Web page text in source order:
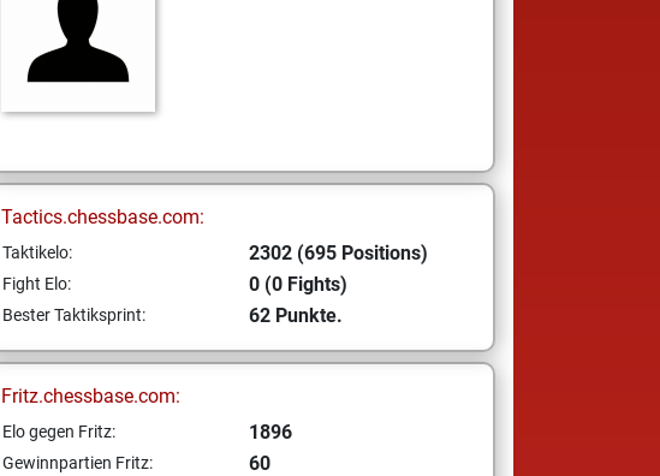
Tactics.chessbase.com:
Taktikelo: 2302 (695 Positions)
Fight Elo: 0 (0 Fights)
Bester Taktiksprint: 62 Punkte.
Fritz.chessbase.com:
Elo gegen Fritz: 1896
Gewinnpartien Fritz: 60